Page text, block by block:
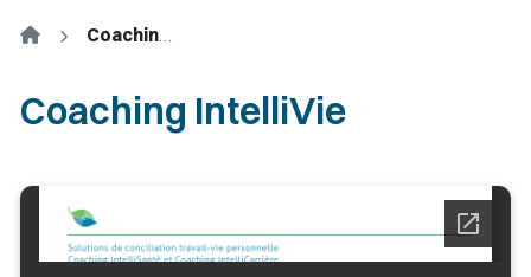
Accueil Coaching IntelliVie
Coaching IntelliVie